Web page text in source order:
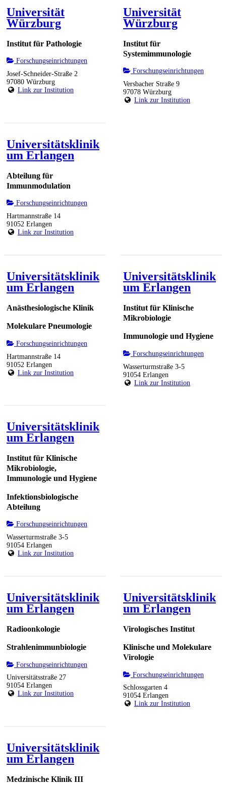
Universität
Würzburg
Institut für Pathologie
Forschungseinrichtungen
Josef-Schneider-Straße 2
97080 Würzburg
Link zur Institution
Universität
Würzburg
Institut für
Systemimmunologie
Forschungseinrichtungen
Versbacher Straße 9
97078 Würzburg
Link zur Institution
Universitätsklinik
um Erlangen
Abteilung für
Immunmodulation
Forschungseinrichtungen
Hartmannstraße 14
91052 Erlangen
Link zur Institution
Universitätsklinik
um Erlangen
Anästhesiologische Klinik
Molekulare Pneumologie
Forschungseinrichtungen
Hartmannstraße 14
91052 Erlangen
Link zur Institution
Universitätsklinik
um Erlangen
Institut für Klinische
Mikrobiologie
Immunologie und Hygiene
Forschungseinrichtungen
Wasserturmstraße 3-5
91054 Erlangen
Link zur Institution
Universitätsklinik
um Erlangen
Institut für Klinische
Mikrobiologie,
Immunologie und Hygiene
Infektionsbiologische
Abteilung
Forschungseinrichtungen
Wasserturmstraße 3-5
91054 Erlangen
Link zur Institution
Universitätsklinik
um Erlangen
Radioonkologie
Strahlenimmunbiologie
Forschungseinrichtungen
Universitätsstraße 27
91054 Erlangen
Link zur Institution
Universitätsklinik
um Erlangen
Virologisches Institut
Klinische und Molekulare
Virologie
Forschungseinrichtungen
Schlossgarten 4
91054 Erlangen
Link zur Institution
Universitätsklinik
um Erlangen
Medzinische Klinik III